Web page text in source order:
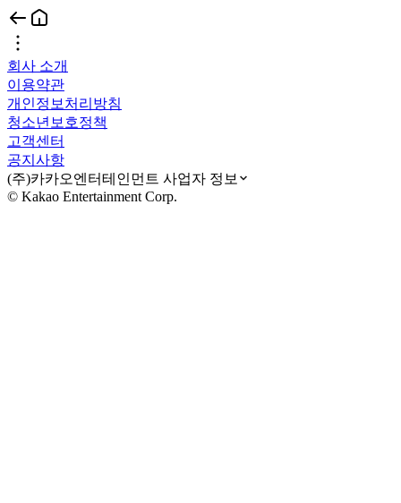
회사 소개
이용약관
개인정보처리방침
청소년보호정책
고객센터
공지사항
(주)카카오엔터테인먼트 사업자 정보
© Kakao Entertainment Corp.